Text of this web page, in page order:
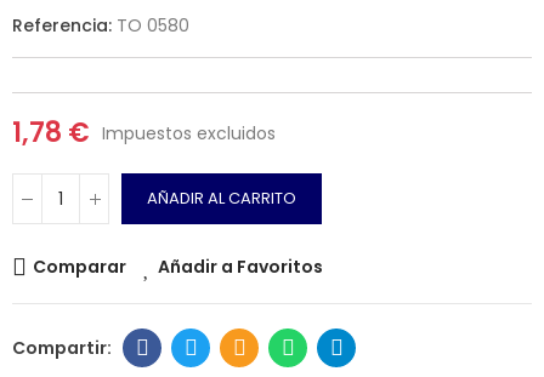
Referencia: TO 0580
1,78 € Impuestos excluidos
AÑADIR AL CARRITO
Comparar Añadir a Favoritos